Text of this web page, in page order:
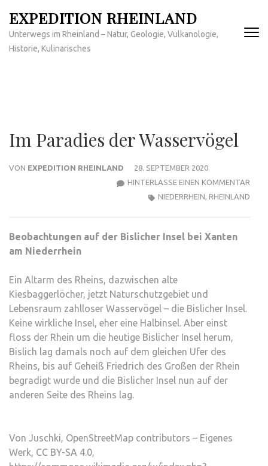
Inhalt
springen
(Enter
EXPEDITION RHEINLAND
Unterwegs im Rheinland – Natur, Geologie, Vulkanologie,
Historie, Kulinarisches
Im Paradies der Wasservögel
VON EXPEDITION RHEINLAND
28. SEPTEMBER 2020
HINTERLASSE EINEN KOMMENTAR
NIEDERRHEIN, RHEINLAND
Beobachtungen auf der Bislicher Insel bei Xanten
am Niederrhein
Ein Altarm des Rheins, dazwischen alte
Kiesbaggerlöcher, jetzt Naturschutzgebiet und
Lebensraum zahlloser Wasservögel – die Bislicher Insel.
Keine wirkliche Insel, eher eine Halbinsel. Aber einst
floss der Rhein um die heutige Bislicher Insel herum,
Bislich lag damals noch auf dem gleichen Ufer des
Rheins, bis auf Geheiß Friedrich des Großen der Rhein
begradigt wurde und die Bislicher Insel nun auf der
anderen Seite des Rheins lag.
Von Juschki, OpenStreetMap contributors – Eigenes
Werk, CC BY-SA 4.0,